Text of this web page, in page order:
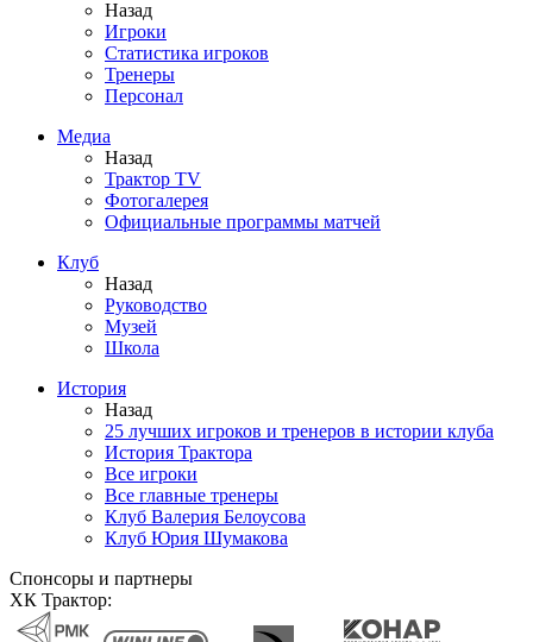
Назад
Игроки
Статистика игроков
Тренеры
Персонал
Медиа
Назад
Трактор TV
Фотогалерея
Официальные программы матчей
Клуб
Назад
Руководство
Музей
Школа
История
Назад
25 лучших игроков и тренеров в истории клуба
История Трактора
Все игроки
Все главные тренеры
Клуб Валерия Белоусова
Клуб Юрия Шумакова
Спонсоры и партнеры
ХК Трактор: